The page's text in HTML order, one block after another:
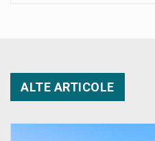
ALTE ARTICOLE